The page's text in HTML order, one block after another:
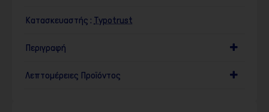
Κατασκευαστής : Typotrust
Περιγραφή
Λεπτομέρειες Προϊόντος